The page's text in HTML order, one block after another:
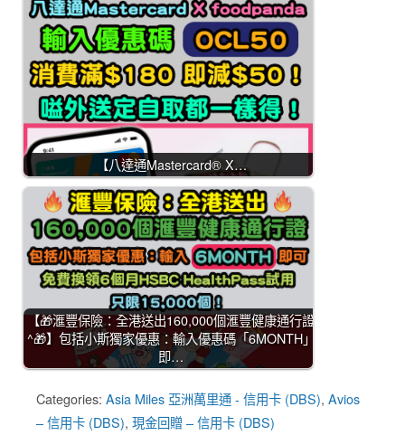
【八達通Mastercard® X…
【🎁滙豐保險：全港送出160,000個滙豐健康通行證
^🎁】包括小斯獨家優惠：輸入優惠碼「6MONTH」
即…
Categories: Asia Miles 亞洲萬里通 - 信用卡 (DBS), Avios
– 信用卡 (DBS), 現金回贈 – 信用卡 (DBS)